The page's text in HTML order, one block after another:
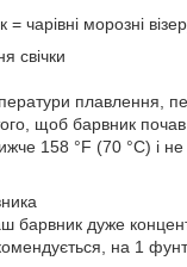
чарівні морозні
свічки
плавлення,
щоб барвник
158 °F (70 °C) і
барвник дуже
на 1 фунт